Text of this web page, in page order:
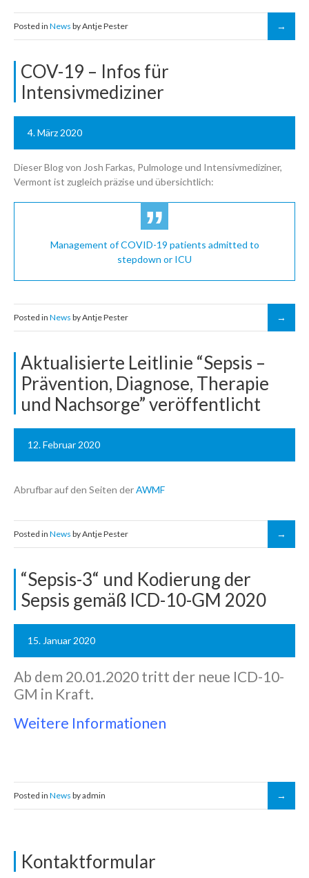
Kontaktformular
Posted in News by Antje Pester
COV-19 – Infos für
Intensivmediziner
4. März 2020
Dieser Blog von Josh Farkas, Pulmologe und Intensivmediziner,
Vermont ist zugleich präzise und übersichtlich:
Management of COVID-19 patients admitted to
stepdown or ICU
Posted in News by Antje Pester
Aktualisierte Leitlinie “Sepsis –
Prävention, Diagnose, Therapie
und Nachsorge” veröffentlicht
12. Februar 2020
Abrufbar auf den Seiten derAWMF
Posted in News by Antje Pester
“Sepsis-3“ und Kodierung der
Sepsis gemäß ICD-10-GM 2020
15. Januar 2020
Ab dem 20.01.2020 tritt der neue ICD-10-
GM in Kraft.
Weitere Informationen
Posted in News by admin